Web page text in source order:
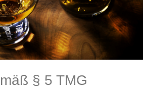
§ 5 TMG